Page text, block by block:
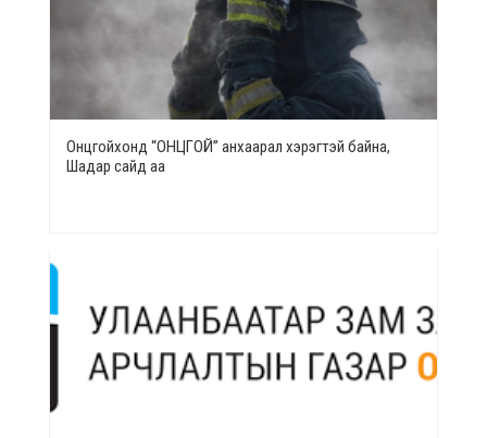
Онцгойхонд “ОНЦГОЙ” анхаарал хэрэгтэй байна,
Шадар сайд аа